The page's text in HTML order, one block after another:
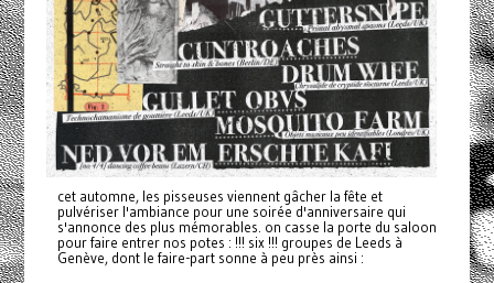
cet automne, les pisseuses viennent gâcher la fête et
pulvériser l'ambiance pour une soirée d'anniversaire qui
s'annonce des plus mémorables. on casse la porte du saloon
pour faire entrer nos potes : !!! six !!! groupes de Leeds à
Genève, dont le faire-part sonne à peu près ainsi :